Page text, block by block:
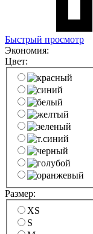
Быстрый просмотр
Экономия:
Цвет:
Размер:
XS
S